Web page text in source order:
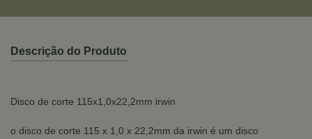
Descrição do Produto
Disco de corte 115x1,0x22,2mm irwin
o disco de corte 115 x 1,0 x 22,2mm da irwin é um disco